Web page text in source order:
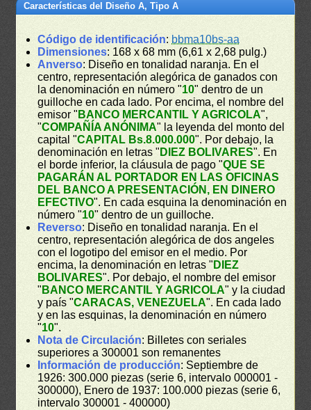
Características del Diseño A, Tipo A
Código de identificación: bbma10bs-aa
Dimensiones: 168 x 68 mm (6,61 x 2,68 pulg.)
Anverso: Diseño en tonalidad naranja. En el
centro, representación alegórica de ganados con
la denominación en número "10" dentro de un
guilloche en cada lado. Por encima, el nombre del
emisor " BANCO MERCANTIL Y AGRICOLA",
"COMPAÑÍA ANÓNIMA" la leyenda del monto del
capital "CAPITAL Bs.8.000.000". Por debajo, la
denominación en letras " DIEZ BOLIVARES". En
el borde inferior, la cláusula de pago "QUE SE
PAGARÁN AL PORTADOR EN LAS OFICINAS
DEL BANCO A PRESENTACIÓN, EN DINERO
EFECTIVO". En cada esquina la denominación en
número "10" dentro de un guilloche.
Reverso: Diseño en tonalidad naranja. En el
centro, representación alegórica de dos angeles
con el logotipo del emisor en el medio. Por
encima, la denominación en letras " DIEZ
BOLIVARES". Por debajo, el nombre del emisor
" BANCO MERCANTIL Y AGRICOLA" y la ciudad
y país "CARACAS, VENEZUELA". En cada lado
y en las esquinas, la denominación en número
"10".
Nota de Circulación: Billetes con seriales
superiores a 300001 son remanentes
Información de producción: Septiembre de
1926: 300.000 piezas (serie 6, intervalo 000001 -
300000), Enero de 1937: 100.000 piezas (serie 6,
intervalo 300001 - 400000)